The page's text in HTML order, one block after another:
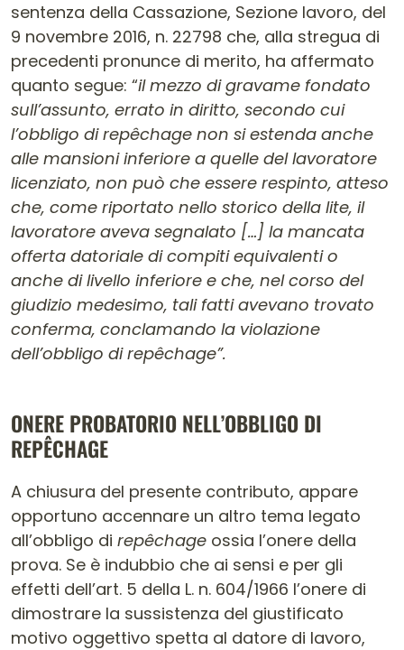
sentenza della Cassazione, Sezione lavoro, del
9 novembre 2016, n. 22798 che, alla stregua di
precedenti pronunce di merito, ha affermato
quanto segue: “il mezzo di gravame fondato
sull’assunto, errato in diritto, secondo cui
l’obbligo di repêchage non si estenda anche
alle mansioni inferiore a quelle del lavoratore
licenziato, non può che essere respinto, atteso
che, come riportato nello storico della lite, il
lavoratore aveva segnalato […] la mancata
offerta datoriale di compiti equivalenti o
anche di livello inferiore e che, nel corso del
giudizio medesimo, tali fatti avevano trovato
conferma, conclamando la violazione
dell’obbligo di repêchage”.
ONERE PROBATORIO NELL’OBBLIGO DI
REPÊCHAGE
A chiusura del presente contributo, appare
opportuno accennare un altro tema legato
all’obbligo di repêchage ossia l’onere della
prova. Se è indubbio che ai sensi e per gli
effetti dell’art. 5 della L. n. 604/1966 l’onere di
dimostrare la sussistenza del giustificato
motivo oggettivo spetta al datore di lavoro,